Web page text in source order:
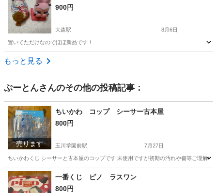
900円
大森駅 8月6日
置いてただけなのでほぼ新品です！
東京 大田区
もっと見る
ぷーとんさんのその他の投稿記事：
売ります
ちいかわ コップ シーサー古本屋
800円
玉川学園前駅 7月27日
ちいかわくじ シーサーと古本屋のコップです 未使用ですが初期の汚れや傷等ご理解い
東京 町田市 玉川学園前駅 食器
一番くじ ピノ ラスワン
800円